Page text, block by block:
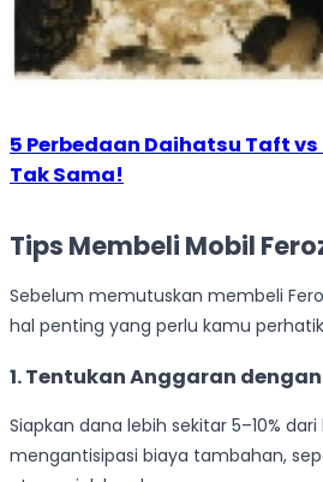
5 Perbedaan Daihatsu Taft vs
Tak Sama!
Tips Membeli Mobil
Sebelum memutuskan membeli
hal penting yang perlu kamu
1. Tentukan Anggaran
Siapkan dana lebih sekitar 5–10%
mengantisipasi biaya tambahan,